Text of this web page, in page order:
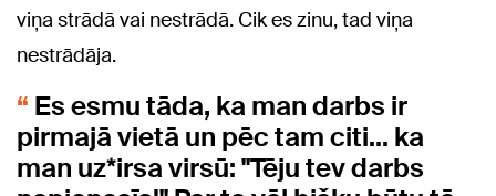
viņa strādā vai nestrādā. Cik es zinu, tad viņa
nestrādāja.
Es esmu tāda, ka man darbs ir
pirmajā vietā un pēc tam citi... ka
man uz*irsa virsū: "Tēju tev darbs